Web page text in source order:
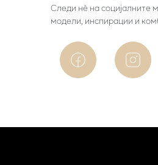
Следи нѐ на социјалните
модели, инспирации и